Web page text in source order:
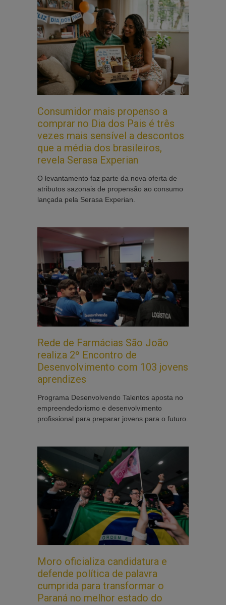
Consumidor mais propenso a
comprar no Dia dos Pais é três
vezes mais sensível a descontos
que a média dos brasileiros,
revela Serasa Experian
O levantamento faz parte da nova oferta de
atributos sazonais de propensão ao consumo
lançada pela Serasa Experian.
Rede de Farmácias São João
realiza 2º Encontro de
Desenvolvimento com 103 jovens
aprendizes
Programa Desenvolvendo Talentos aposta no
empreendedorismo e desenvolvimento
profissional para preparar jovens para o futuro.
Moro oficializa candidatura e
defende política de palavra
cumprida para transformar o
Paraná no melhor estado do